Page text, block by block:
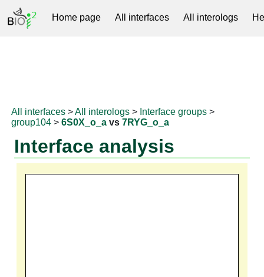
Home page All interfaces All interologs
All interfaces >All interologs > Interface groups >
group104 >6S0X_o_a vs7RYG_o_a
Interface analysis